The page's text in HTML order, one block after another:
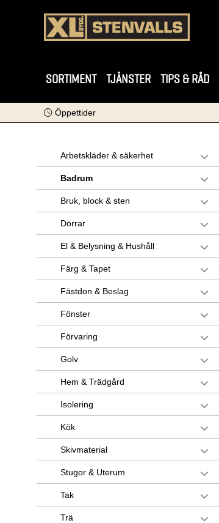
SORTIMENT TJÄNSTER TIPS & RÅD
Öppettider
Arbetskläder & säkerhet
Badrum
Bruk, block & sten
Dörrar
El & Belysning & Hushåll
Färg & Tapet
Fästdon & Beslag
Fönster
Förvaring
Golv
Hem & Trädgård
Isolering
Kök
Skivmaterial
Stugor & Uterum
Tak
Trä